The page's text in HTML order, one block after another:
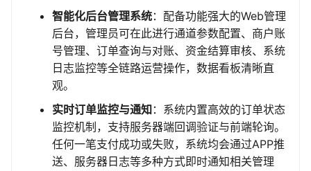
智能化后台管理系统：配备功能强大的Web管理
后台，管理员可在此进行通道参数配置、商户账
号管理、订单查询与对账、资金结算审核、系统
日志监控等全链路运营操作，数据看板清晰直
观。
实时订单监控与通知 ：系统内置高效的订单状态
监控机制，支持服务器端回调验证与前端轮询。
任何一笔支付成功或失败，系统均会通过APP推
送、服务器日志等多种方式即时通知相关管理